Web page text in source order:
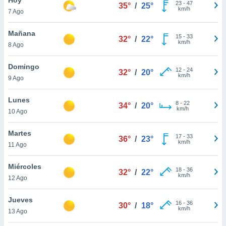
y
en
más
de
7 Ago
35° / 25° 23- 47
km/h
Mañana
8 Ago
32° / 22° 15- 33
km/h
Domingo
9 Ago
32° / 20° 12- 24
km/h
Lunes
10 Ago
34° / 20° 8- 22
km/h
Martes
11 Ago
36° / 23° 17- 33
km/h
Miércoles
12 Ago
32° / 22° 18- 36
km/h
Jueves
13 Ago
30° / 18° 16- 36
km/h